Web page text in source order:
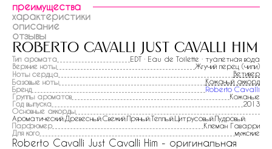
преимущества
характеристики
описание
отзывы
roberto cavalli just cavalli him
Тип аромата
EDT · Eau de Toilette · туалетная вода
Верхние ноты
Жгучий перец (чили)
Ноты сердца
Ветивер
Базовые ноты
Кожаный аккорд
Бренд
Roberto Cavalli
Группы ароматов
Кожаные
Год выпуска
2013
Основные аккорды
Ароматический:Древесный:Свежий:Пряный:Теплый:Цитрусовый:Пудровый:
Парфюмер
Клеман Гаварри
Для кого
мужские
Roberto Cavalli Just Cavalli Him - оригинальная